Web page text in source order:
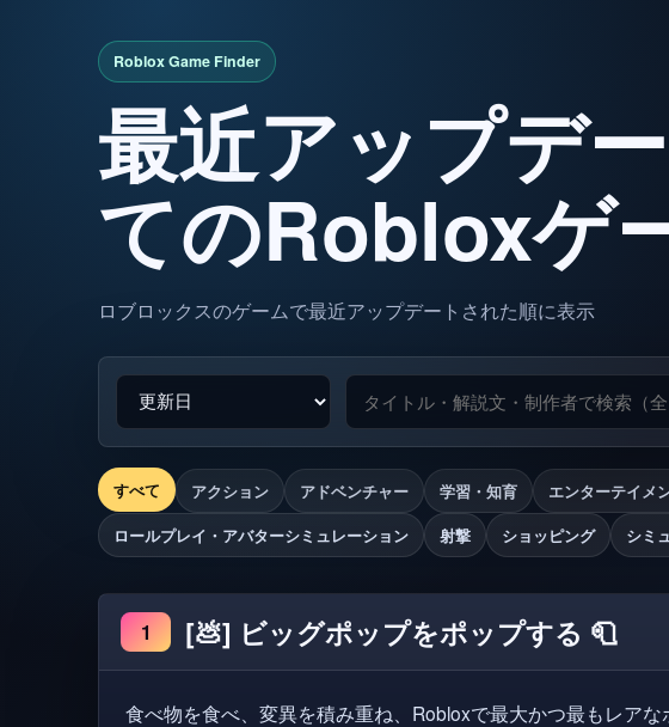
最近アップデ
てのRobloxゲ
ロブロックスのゲームで最近アップデートされた順に表示
すべて アクション アドベンチャー 学習・知育 エンターテイメ
ロールプレイ・アバターシミュレーション
射撃 ショッピング シミ
1 [💩] ビッグポップをポップする 🧻
食べ物を食べ、変異を積み重ね、Robloxで最大かつ最もレアな